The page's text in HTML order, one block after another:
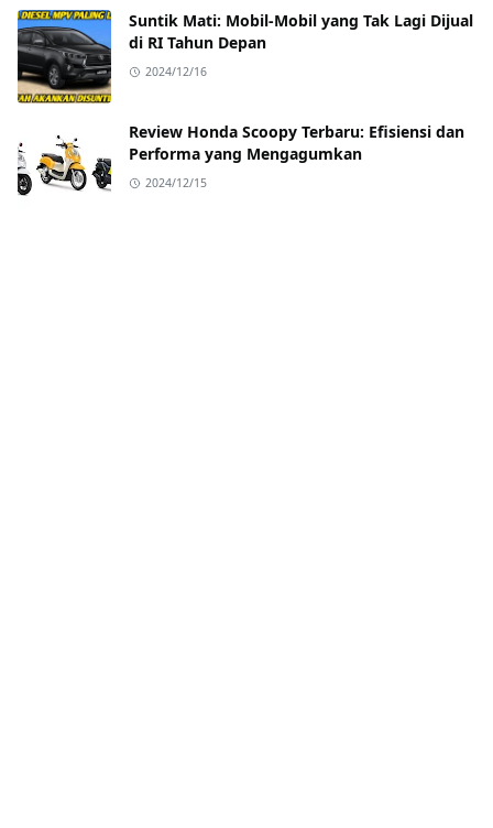
Suntik Mati: Mobil-Mobil yang Tak Lagi Dijual
di RI Tahun Depan
2024/12/16
Review Honda Scoopy Terbaru: Efisiensi dan
Performa yang Mengagumkan
2024/12/15